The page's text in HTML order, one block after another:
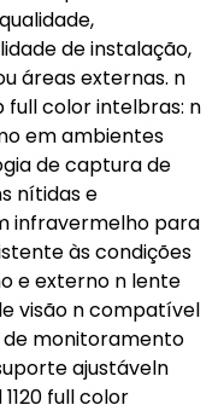
de instalação,
áreas externas. n
full color intelbras: n
em ambientes
de captura de
nítidas e
infravermelho para
às condições
e externo n lente
visão n compatível
monitoramento
ajustáveln
full color